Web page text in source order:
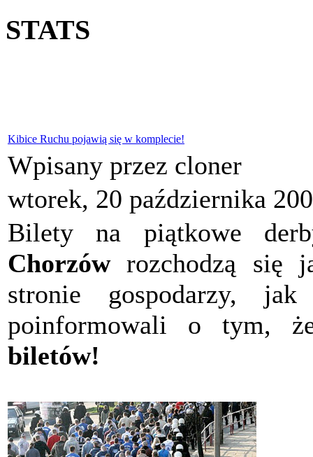
STATS
Kibice Ruchu pojawią się w komplecie!
Wpisany przez cloner
wtorek, 20 października
Bilety na piątkowe
Chorzówrozchodzą się
stronie gospodarzy,
poinformowali o tym,
biletów!